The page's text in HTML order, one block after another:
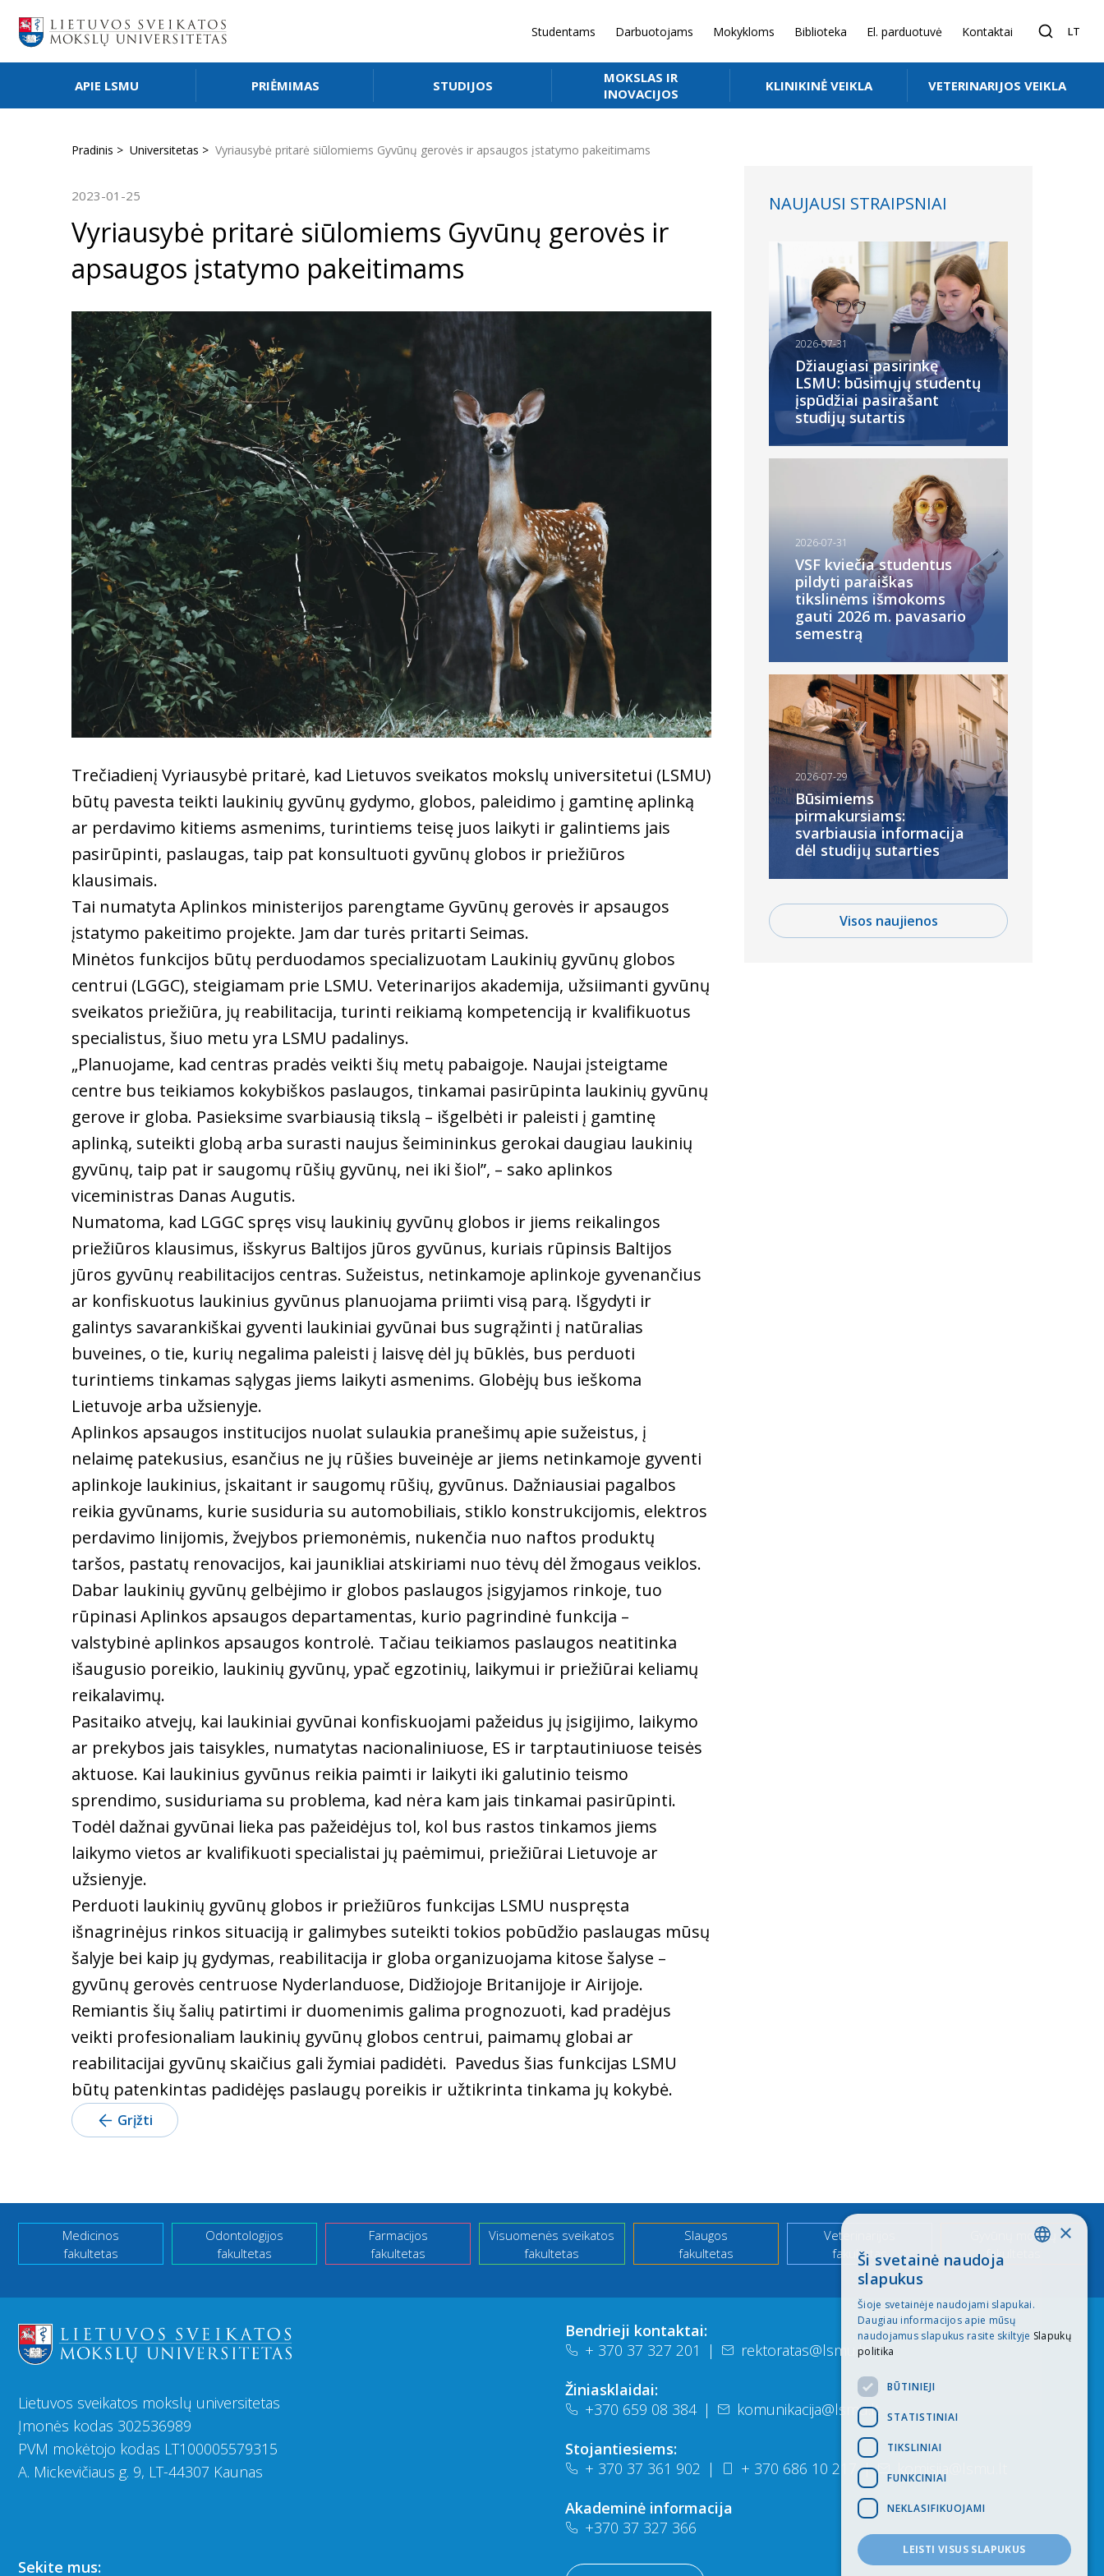
Studentams Darbuotojams Mokykloms Biblioteka El. parduotuvė Kontaktai LT
APIE LSMU PRIĖMIMAS STUDIJOS
MOKSLAS IR
INOVACIJOS
KLINIKINĖ VEIKLA VETERINARIJOS VEIKLA
Pradinis Universitetas Vyriausybė pritarė siūlomiems Gyvūnų gerovės ir apsaugos įstatymo pakeitimams
2023-01-25
Vyriausybė pritarė siūlomiems Gyvūnų gerovės ir
apsaugos įstatymo pakeitimams
Trečiadienį Vyriausybė pritarė, kad Lietuvos sveikatos mokslų universitetui (LSMU)
būtų pavesta teikti laukinių gyvūnų gydymo, globos, paleidimo į gamtinę aplinką
ar perdavimo kitiems asmenims, turintiems teisę juos laikyti ir galintiems jais
pasirūpinti, paslaugas, taip pat konsultuoti gyvūnų globos ir priežiūros
klausimais.
Tai numatyta Aplinkos ministerijos parengtame Gyvūnų gerovės ir apsaugos
įstatymo pakeitimo projekte. Jam dar turės pritarti Seimas.
Minėtos funkcijos būtų perduodamos specializuotam Laukinių gyvūnų globos
centrui (LGGC), steigiamam prie LSMU. Veterinarijos akademija, užsiimanti gyvūnų
sveikatos priežiūra, jų reabilitacija, turinti reikiamą kompetenciją ir kvalifikuotus
specialistus, šiuo metu yra LSMU padalinys.
„Planuojame, kad centras pradės veikti šių metų pabaigoje. Naujai įsteigtame
centre bus teikiamos kokybiškos paslaugos, tinkamai pasirūpinta laukinių gyvūnų
gerove ir globa. Pasieksime svarbiausią tikslą – išgelbėti ir paleisti į gamtinę
aplinką, suteikti globą arba surasti naujus šeimininkus gerokai daugiau laukinių
gyvūnų, taip pat ir saugomų rūšių gyvūnų, nei iki šiol”, – sako aplinkos
viceministras Danas Augutis.
Numatoma, kad LGGC spręs visų laukinių gyvūnų globos ir jiems reikalingos
priežiūros klausimus, išskyrus Baltijos jūros gyvūnus, kuriais rūpinsis Baltijos
jūros gyvūnų reabilitacijos centras. Sužeistus, netinkamoje aplinkoje gyvenančius
ar konfiskuotus laukinius gyvūnus planuojama priimti visą parą. Išgydyti ir
galintys savarankiškai gyventi laukiniai gyvūnai bus sugrąžinti į natūralias
buveines, o tie, kurių negalima paleisti į laisvę dėl jų būklės, bus perduoti
turintiems tinkamas sąlygas jiems laikyti asmenims. Globėjų bus ieškoma
Lietuvoje arba užsienyje.
Aplinkos apsaugos institucijos nuolat sulaukia pranešimų apie sužeistus, į
nelaimę patekusius, esančius ne jų rūšies buveinėje ar jiems netinkamoje gyventi
aplinkoje laukinius, įskaitant ir saugomų rūšių, gyvūnus. Dažniausiai pagalbos
reikia gyvūnams, kurie susiduria su automobiliais, stiklo konstrukcijomis, elektros
perdavimo linijomis, žvejybos priemonėmis, nukenčia nuo naftos produktų
taršos, pastatų renovacijos, kai jaunikliai atskiriami nuo tėvų dėl žmogaus veiklos.
Dabar laukinių gyvūnų gelbėjimo ir globos paslaugos įsigyjamos rinkoje, tuo
rūpinasi Aplinkos apsaugos departamentas, kurio pagrindinė funkcija –
valstybinė aplinkos apsaugos kontrolė. Tačiau teikiamos paslaugos neatitinka
išaugusio poreikio, laukinių gyvūnų, ypač egzotinių, laikymui ir priežiūrai keliamų
reikalavimų.
Pasitaiko atvejų, kai laukiniai gyvūnai konfiskuojami pažeidus jų įsigijimo, laikymo
ar prekybos jais taisykles, numatytas nacionaliniuose, ES ir tarptautiniuose teisės
aktuose. Kai laukinius gyvūnus reikia paimti ir laikyti iki galutinio teismo
sprendimo, susiduriama su problema, kad nėra kam jais tinkamai pasirūpinti.
Todėl dažnai gyvūnai lieka pas pažeidėjus tol, kol bus rastos tinkamos jiems
laikymo vietos ar kvalifikuoti specialistai jų paėmimui, priežiūrai Lietuvoje ar
užsienyje.
Perduoti laukinių gyvūnų globos ir priežiūros funkcijas LSMU nuspręsta
išnagrinėjus rinkos situaciją ir galimybes suteikti tokios pobūdžio paslaugas mūsų
šalyje bei kaip jų gydymas, reabilitacija ir globa organizuojama kitose šalyse –
gyvūnų gerovės centruose Nyderlanduose, Didžiojoje Britanijoje ir Airijoje.
Remiantis šių šalių patirtimi ir duomenimis galima prognozuoti, kad pradėjus
veikti profesionaliam laukinių gyvūnų globos centrui, paimamų globai ar
reabilitacijai gyvūnų skaičius gali žymiai padidėti. Pavedus šias funkcijas LSMU
būtų patenkintas padidėjęs paslaugų poreikis ir užtikrinta tinkama jų kokybė.
Grįžti
NAUJAUSI STRAIPSNIAI
2026-07-31
Džiaugiasi pasirinkę
LSMU: būsimųjų studentų
įspūdžiai pasirašant
studijų sutartis
2026-07-31
VSF kviečia studentus
pildyti paraiškas
tikslinėms išmokoms
gauti 2026 m. pavasario
semestrą
2026-07-29
Būsimiems
pirmakursiams:
svarbiausia informacija
dėl studijų sutarties
Visos naujienos
Medicinos
fakultetas
Odontologijos
fakultetas
Farmacijos
fakultetas
Visuomenės sveikatos
fakultetas
Slaugos
fakultetas
Veterinarijos
fakultetas
Gyvūnų mokslų
fakultetas
Lietuvos sveikatos mokslų universitetas
Įmonės kodas 302536989
PVM mokėtojo kodas LT100005579315
A. Mickevičiaus g. 9, LT-44307 Kaunas
Bendrieji kontaktai:
+ 370 37 327 201
|
rektoratas@lsmu.lt
Žiniasklaidai:
+370 659 08 384 |
komunikacija@lsmu.lt
Stojantiesiems:
+ 370 37 361 902 | + 370 686 10 217 |
Akademinė informacija
+370 37 327 366
Sekite mus:
×
Ši svetainė naudoja
slapukus
Šioje svetainėje naudojami slapukai.
Daugiau informacijos apie mūsų
naudojamus slapukus rasite skiltyje Slapukų
politika
BŪTINIEJI
STATISTINIAI
TIKSLINIAI
FUNKCINIAI
NEKLASIFIKUOJAMI
LEISTI VISUS SLAPUKUS